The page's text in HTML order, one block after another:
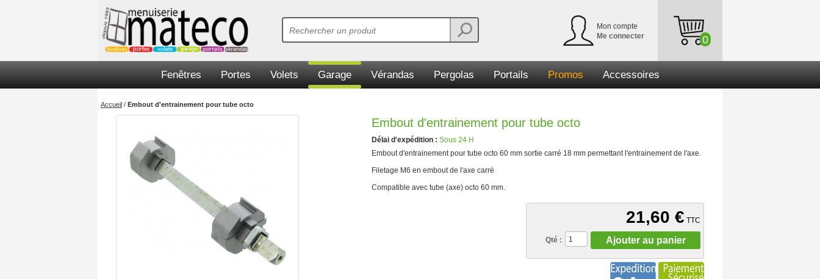
Mon compte
Me connecter
0
Fenêtres Portes Volets Garage Vérandas Pergolas Portails Promos Accessoires
Accueil / Embout d'entrainement pour tube octo
Embout d'entrainement pour tube octo
Délai d'expédition : Sous 24 H
Embout d'entrainement pour tube octo 60 mm sortie carré 18 mm permettant l'entrainement de l'axe.
Filetage M6 en embout de l'axe carré
Compatible avec tube (axe) octo 60 mm.
21,60 € TTC
Qté : Ajouter au panier